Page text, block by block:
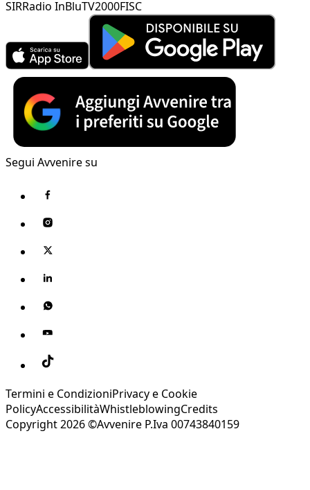
SIRRadio InBluTV2000FISC
Segui Avvenire su
Termini e CondizioniPrivacy e Cookie
PolicyAccessibilitàWhistleblowingCredits
Copyright 2026 ©Avvenire P.Iva 00743840159